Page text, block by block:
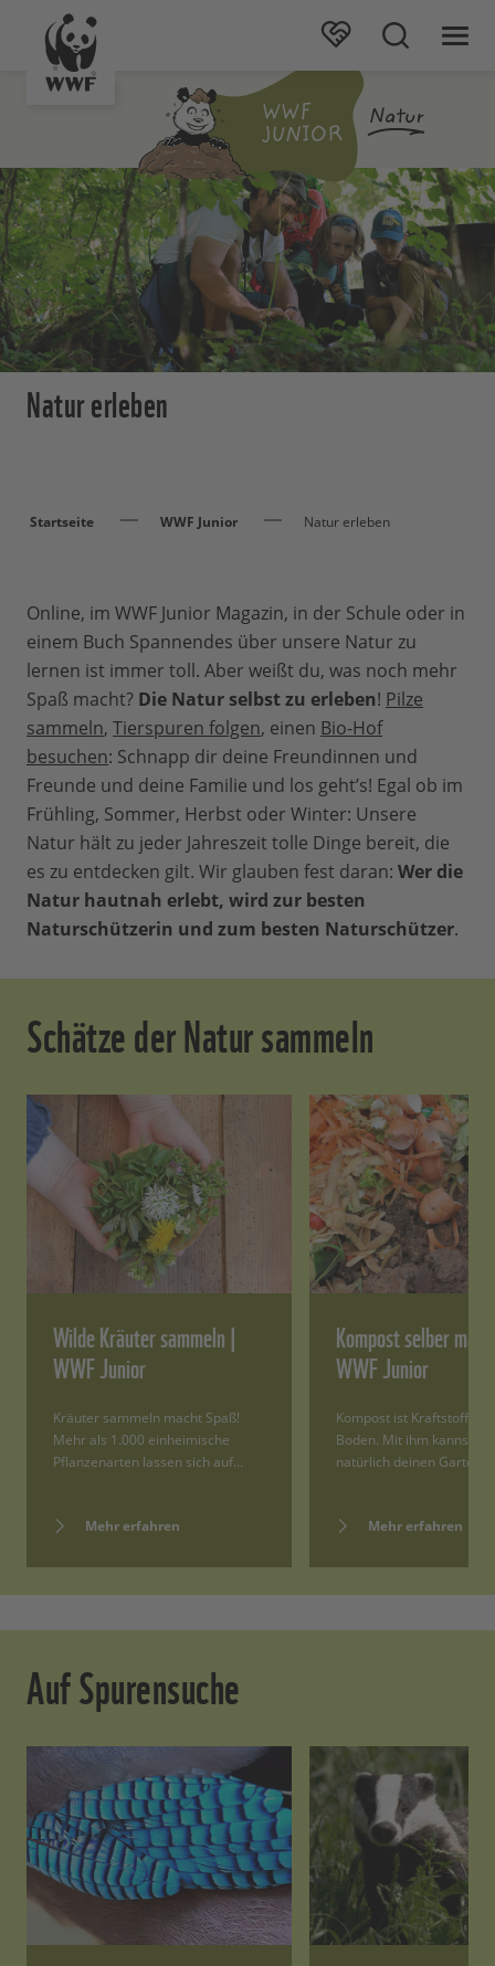
Natur erleben
Startseite WWF Junior Natur erleben
Online, im WWF Junior Magazin, in der Schule oder in
einem Buch Spannendes über unsere Natur zu
lernen ist immer toll. Aber weißt du, was noch mehr
Spaß macht? Die Natur selbst zu erleben! Pilze
sammeln, Tierspuren folgen, einen Bio-Hof
besuchen: Schnapp dir deine Freundinnen und
Freunde und deine Familie und los geht’s! Egal ob im
Frühling, Sommer, Herbst oder Winter: Unsere
Natur hält zu jeder Jahreszeit tolle Dinge bereit, die
es zu entdecken gilt. Wir glauben fest daran: Wer die
Natur hautnah erlebt, wird zur besten
Naturschützerin und zum besten Naturschützer.
Schätze der Natur sammeln
Wilde Kräuter sammeln |
WWF Junior
Kräuter sammeln macht Spaß!
Mehr als 1.000 einheimische
Pflanzenarten lassen sich auf…
Mehr erfahren
Kompost selber
WWF Junior
Kompost ist Kraftstoff für
Boden. Mit ihm kannst du
natürlich deinen Garten…
Mehr erfahren
Auf Spurensuche